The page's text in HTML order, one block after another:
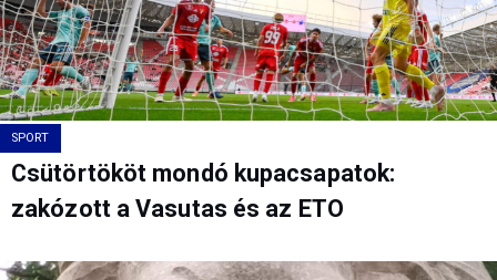
SPORT
Csütörtököt mondó kupacsapatok:
zakózott a Vasutas és az ETO